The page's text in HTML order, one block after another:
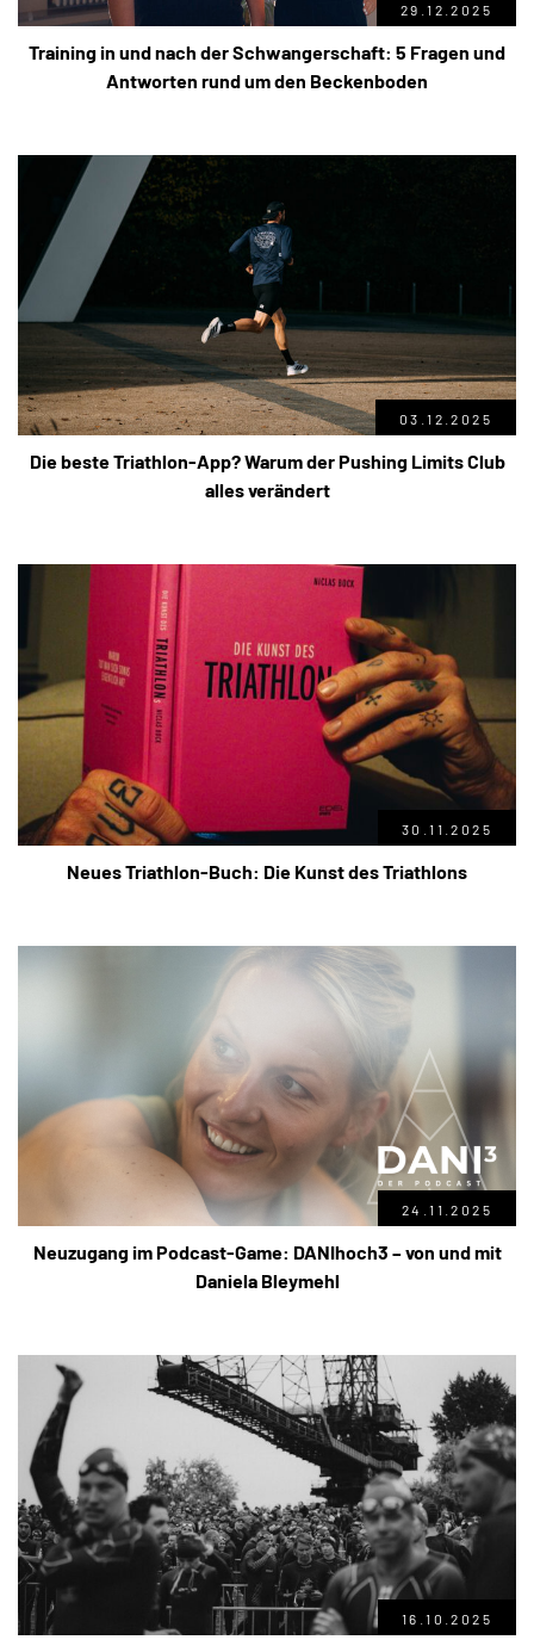
29.12.2025
Training in und nach der Schwangerschaft: 5 Fragen und
Antworten rund um den Beckenboden
03.12.2025
Die beste Triathlon-App? Warum der Pushing Limits Club
alles verändert
30.11.2025
Neues Triathlon-Buch: Die Kunst des Triathlons
24.11.2025
Neuzugang im Podcast-Game: DANIhoch3 – von und mit
Daniela Bleymehl
16.10.2025